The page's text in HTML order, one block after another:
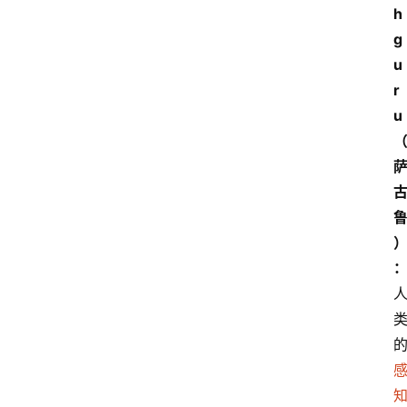
h
g
u
r
u
（
萨
古
鲁
）
：
人
类
的
感
知